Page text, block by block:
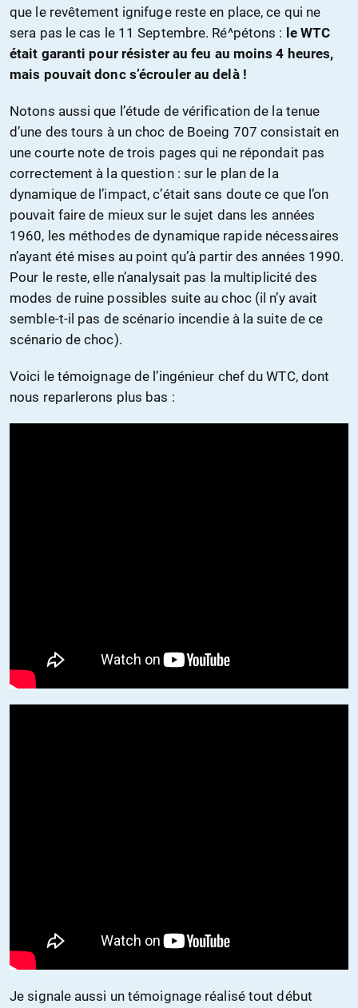
que le revêtement ignifuge reste en place, ce qui ne
sera pas le cas le 11 Septembre. Ré^pétons : le WTC
était garanti pour résister au feu au moins 4 heures,
mais pouvait donc s’écrouler au delà !
Notons aussi que l’étude de vérification de la tenue
d’une des tours à un choc de Boeing 707 consistait en
une courte note de trois pages qui ne répondait pas
correctement à la question : sur le plan de la
dynamique de l’impact, c’était sans doute ce que l’on
pouvait faire de mieux sur le sujet dans les années
1960, les méthodes de dynamique rapide nécessaires
n’ayant été mises au point qu’à partir des années 1990.
Pour le reste, elle n’analysait pas la multiplicité des
modes de ruine possibles suite au choc (il n’y avait
semble-t-il pas de scénario incendie à la suite de ce
scénario de choc).
Voici le témoignage de l’ingénieur chef du WTC, dont
nous reparlerons plus bas :
Je signale aussi un témoignage réalisé tout début